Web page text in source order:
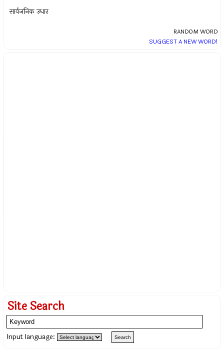
सार्वजनिक उधार
RANDOM WORD
SUGGEST A NEW WORD!
Site Search
Input language: